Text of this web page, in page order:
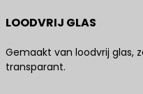
LOODVRIJ GLAS
Gemaakt van loodvrij glas,
transparant.